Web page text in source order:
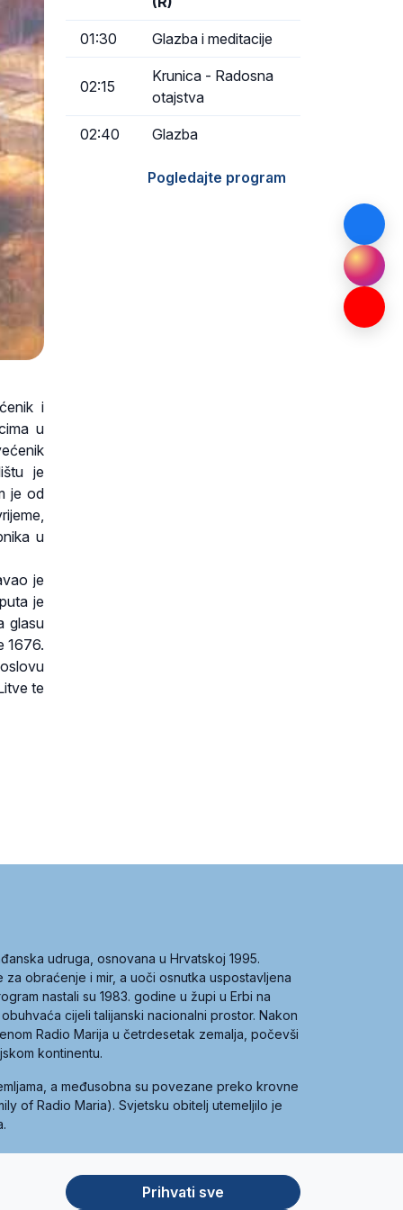
i
u
je
je od
u
je
je
glasu
1676.
te
01:30 Glazba i meditacije
02:15
Krunica - Radosna
otajstva
02:40 Glazba
Pogledajte program
udruga, osnovana u Hrvatskoj 1995.
obraćenje i mir, a uoči osnutka uspostavljena
nastali su 1983. godine u župi u Erbi na
cijeli talijanski nacionalni prostor. Nakon
Radio Marija u četrdesetak zemalja, počevši
kontinentu.
a međusobna su povezane preko krovne
of Radio Maria). Svjetsku obitelj utemeljilo je
Prihvati sve